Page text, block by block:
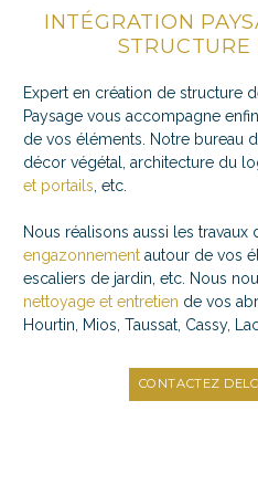
INTÉGRATION
Expert en création de structure
Paysage vous accompagne
de vos éléments. Notre bureau
décor végétal, architecture du
et portails , etc.
Nous réalisons aussi les travaux
engazonnement autour de vos
escaliers de jardin, etc. Nous
nettoyage et entretien de vos
Hourtin, Mios, Taussat, Cassy,
CONTACTEZ